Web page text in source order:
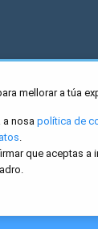
Galega -
mellorar a túa
a nosa política de
.
que aceptas a